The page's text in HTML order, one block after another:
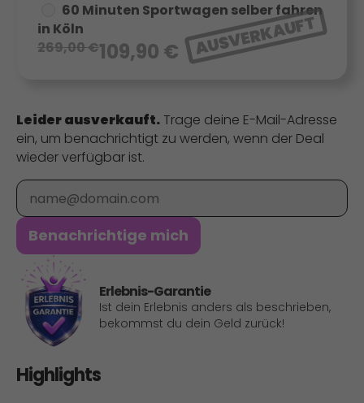
60 Minuten Sportwagen selber fahren
in Köln
269,00€109,90 € AUSVERKAUFT
Leider ausverkauft. Trage deine E-Mail-Adresse
ein, um benachrichtigt zu werden, wenn der Deal
wieder verfügbar ist.
E-Mail
Benachrichtige mich
Erlebnis-Garantie
Ist dein Erlebnis anders als beschrieben,
bekommst du dein Geld zurück!
Highlights